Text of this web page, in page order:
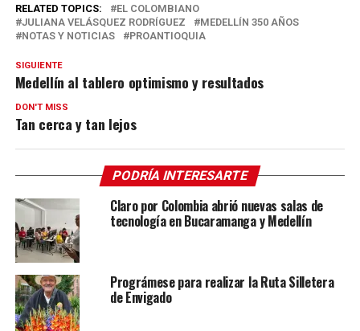
RELATED TOPICS:
EL COLOMBIANO
JULIANA VELÁSQUEZ RODRÍGUEZ
MEDELLÍN 350 AÑOS
NOTAS Y NOTICIAS
PROANTIOQUIA
SIGUIENTE
Medellín al tablero optimismo y resultados
DON'T MISS
Tan cerca y tan lejos
PODRÍA INTERESARTE
Claro por Colombia abrió nuevas salas de
tecnología en Bucaramanga y Medellín
Prográmese para realizar la Ruta Silletera
de Envigado